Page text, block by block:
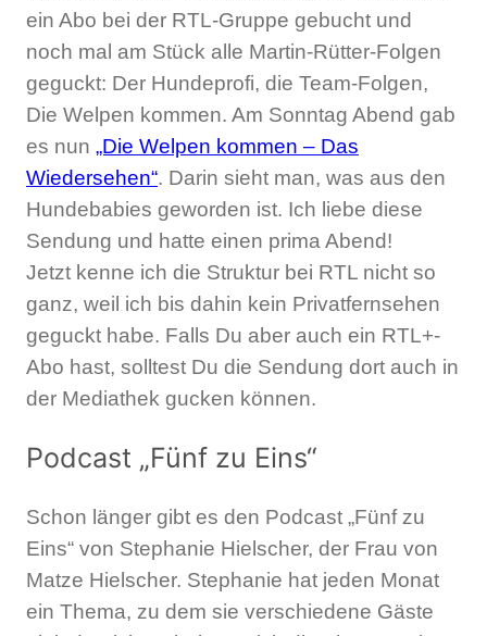
ein Abo bei der RTL-Gruppe gebucht und
noch mal am Stück alle Martin-Rütter-Folgen
geguckt: Der Hundeprofi, die Team-Folgen,
Die Welpen kommen. Am Sonntag Abend gab
es nun „Die Welpen kommen – Das
Wiedersehen“. Darin sieht man, was aus den
Hundebabies geworden ist. Ich liebe diese
Sendung und hatte einen prima Abend!
Jetzt kenne ich die Struktur bei RTL nicht so
ganz, weil ich bis dahin kein Privatfernsehen
geguckt habe. Falls Du aber auch ein RTL+-
Abo hast, solltest Du die Sendung dort auch in
der Mediathek gucken können.
Podcast „Fünf zu Eins“
Schon länger gibt es den Podcast „Fünf zu
Eins“ von Stephanie Hielscher, der Frau von
Matze Hielscher. Stephanie hat jeden Monat
ein Thema, zu dem sie verschiedene Gäste